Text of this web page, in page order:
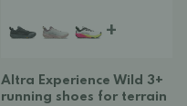
+
Altra Experience Wild 3+
running shoes for terrain